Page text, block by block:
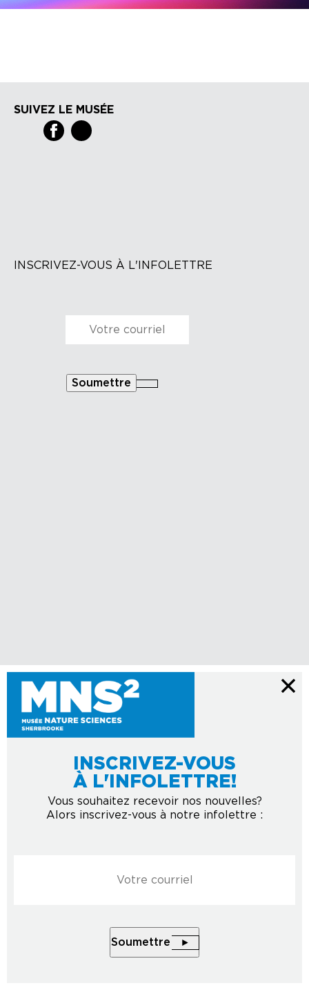
INSCRIVEZ-VOUS
À L'INFOLETTRE!
Vous souhaitez recevoir nos nouvelles?
Alors inscrivez-vous à notre infolettre :
Soumettre
SUIVEZ LE MUSÉE
INSCRIVEZ-VOUS À L'INFOLETTRE
Courriel *
Soumettre